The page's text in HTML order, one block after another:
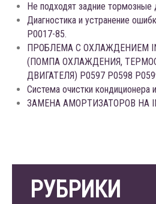
Не подходят задние тормозные
Диагностика и устранение
P0017-85.
ПРОБЛЕМА С ОХЛАЖДЕНИЕМ
(ПОМПА ОХЛАЖДЕНИЯ,
ДВИГАТЕЛЯ) P0597 P0598
Система очистки кондиционера
ЗАМЕНА АМОРТИЗАТОРОВ НА
РУБРИКИ